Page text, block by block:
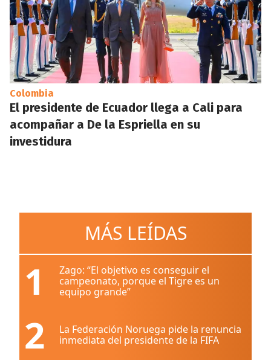
Colombia
El presidente de Ecuador llega a Cali para
acompañar a De la Espriella en su
investidura
MÁS LEÍDAS
1
Zago: “El objetivo es conseguir el
campeonato, porque el Tigre es un
equipo grande”
2
La Federación Noruega pide la renuncia
inmediata del presidente de la FIFA